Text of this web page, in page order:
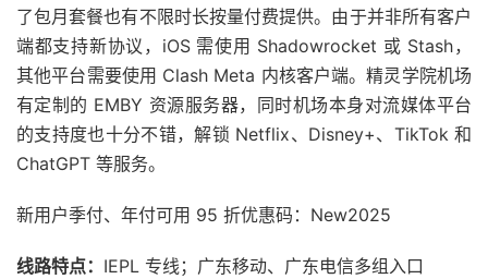
了包月套餐也有不限时长按量付费提供。由于并非所有客户
端都支持新协议，iOS 需使用 Shadowrocket 或 Stash，
其他平台需要使用 Clash Meta 内核客户端。精灵学院机场
有定制的 EMBY 资源服务器，同时机场本身对流媒体平台
的支持度也十分不错，解锁 Netflix、Disney+、TikTok 和
ChatGPT 等服务。
新用户季付、年付可用 95 折优惠码：New2025
线路特点： IEPL 专线；广东移动、广东电信多组入口